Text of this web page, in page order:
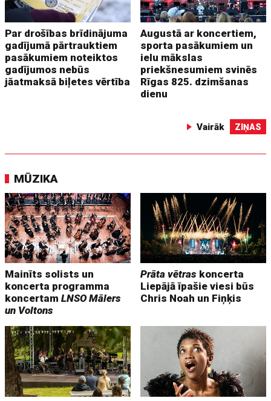
Par drošības brīdinājuma
gadījumā pārtrauktiem
pasākumiem noteiktos
gadījumos nebūs
jāatmaksā biļetes vērtība
Augustā ar koncertiem,
sporta pasākumiem un
ielu mākslas
priekšnesumiem svinēs
Rīgas 825. dzimšanas
dienu
Vairāk ZIŅAS
MŪZIKA
Mainīts solists un
koncerta programma
koncertamLNSO Mālers
un Voltons
Prāta vētras koncerta
Liepājā īpašie viesi būs
Chris Noah un Fiņķis